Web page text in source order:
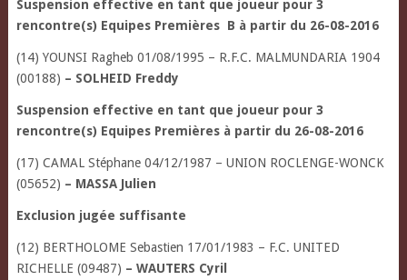
Suspension effective en tant que joueur pour 3
rencontre(s) Equipes Premières B à partir du 26-08-2016
(14) YOUNSI Ragheb 01/08/1995 – R.F.C. MALMUNDARIA 1904
(00188) – SOLHEID Freddy
Suspension effective en tant que joueur pour 3
rencontre(s) Equipes Premières à partir du 26-08-2016
(17) CAMAL Stéphane 04/12/1987 – UNION ROCLENGE-WONCK
(05652) – MASSA Julien
Exclusion jugée suffisante
(12) BERTHOLOME Sebastien 17/01/1983 – F.C. UNITED
RICHELLE (09487) – WAUTERS Cyril